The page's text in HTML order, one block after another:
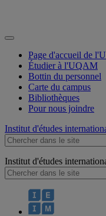
Page d'accueil de
Étudier à l'UQAM
Bottin du personnel
Carte du campus
Bibliothèques
Pour nous joindre
Institut d'études
Institut d'études